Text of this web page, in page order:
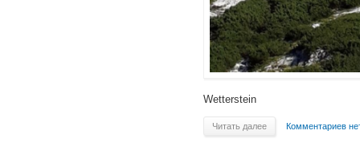
Wetterstein
Читать далее Комментариев